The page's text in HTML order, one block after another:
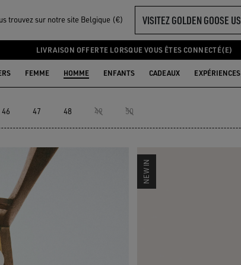
trouvez sur notre site Belgique (€) VISITEZ GOLDEN GOOSE US
LIVRAISON OFFERTE LORSQUE VOUS ÊTES CONNECTÉ(E)
FEMME HOMME ENFANTS CADEAUX EXPÉRIENCES
HOMME
46 47 48 49 50
NEW IN